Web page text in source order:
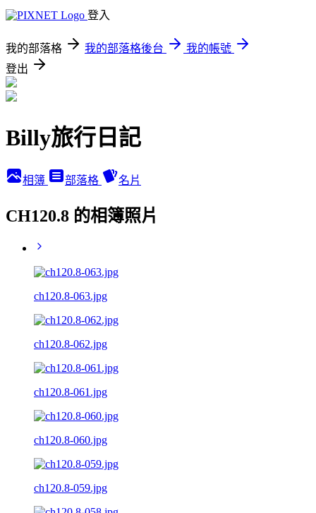
登入
我的部落格 我的部落格後台
我的帳號
登出
Billy旅行日記
相簿 部落格 名片
CH120.8 的相簿照片
ch120.8-063.jpg
ch120.8-062.jpg
ch120.8-061.jpg
ch120.8-060.jpg
ch120.8-059.jpg